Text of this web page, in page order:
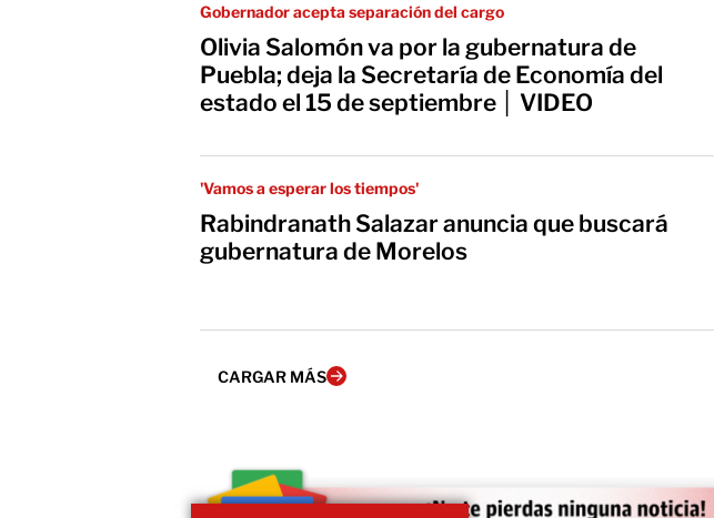
Gobernador acepta separación del cargo
Olivia Salomón va por la gubernatura de
Puebla; deja la Secretaría de Economía del
estado el 15 de septiembre │ VIDEO
'Vamos a esperar los tiempos'
Rabindranath Salazar anuncia que buscará
gubernatura de Morelos
CARGAR MÁS